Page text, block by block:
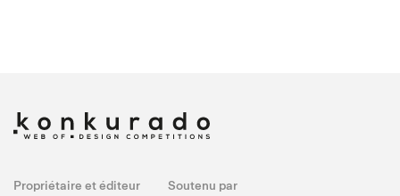
Propriétaire et éditeur Soutenu par